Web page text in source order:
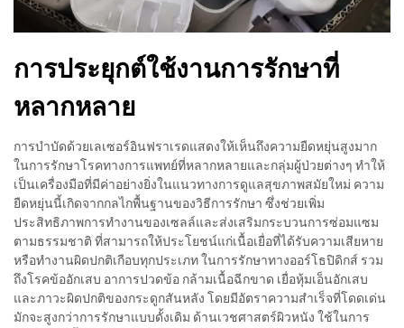
การประยุกต์ใช้งานการรักษาที่
หลากหลาย
การบำบัดด้วยเลเซอร์อินฟราเรดแสดงให้เห็นถึงความยืดหยุ่นสูงมาก
ในการรักษาโรคทางการแพทย์ที่หลากหลายและกลุ่มผู้ป่วยต่างๆ ทำให้
เป็นเครื่องมือที่มีค่าอย่างยิ่งในแนวทางการดูแลสุขภาพสมัยใหม่ ความ
ยืดหยุ่นนี้เกิดจากกลไกพื้นฐานของวิธีการรักษา ซึ่งช่วยเพิ่ม
ประสิทธิภาพการทำงานของเซลล์และส่งเสริมกระบวนการซ่อมแซม
ตามธรรมชาติ ที่สามารถให้ประโยชน์แก่เนื้อเยื่อที่ได้รับความเสียหาย
หรือทำงานผิดปกติเกือบทุกประเภท ในการรักษาทางออร์โธปิดิกส์ รวม
ถึงโรคข้ออักเสบ อาการปวดข้อ กล้ามเนื้อฉีกขาด เยื่อหุ้มเอ็นอักเสบ
และภาวะผิดปกติของกระดูกสันหลัง โดยมีอัตราความสำเร็จที่โดดเด่น
มักจะสูงกว่าการรักษาแบบดั้งเดิม ด้านเวชศาสตร์ผิวหนัง ใช้ในการ